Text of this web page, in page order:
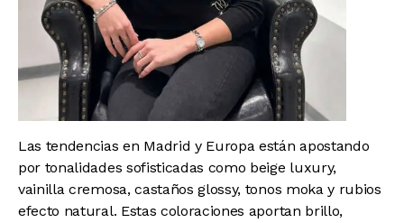
Las tendencias en Madrid y Europa están apostando
por tonalidades sofisticadas como beige luxury,
vainilla cremosa, castaños glossy, tonos moka y rubios
efecto natural. Estas coloraciones aportan brillo,